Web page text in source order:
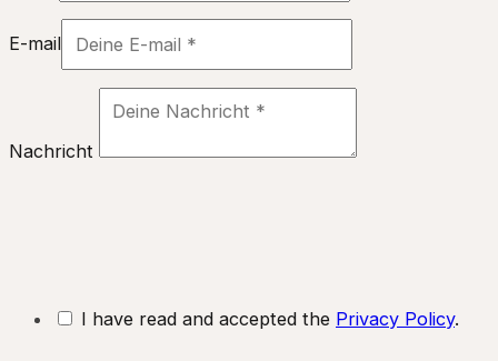
E-mail
Nachricht
I have read and accepted the Privacy Policy.